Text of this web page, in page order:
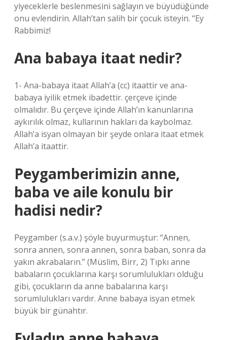
yiyeceklerle beslenmesini sağlayın ve büyüdüğünde
onu evlendirin. Allah’tan salih bir çocuk isteyin. “Ey
Rabbimiz!
Ana babaya itaat nedir?
1- Ana-babaya itaat Allah’a (cc) itaattir ve ana-
babaya iyilik etmek ibadettir. çerçeve içinde
olmalıdır. Bu çerçeve içinde Allah’ın kanunlarına
aykırılık olmaz, kullarının hakları da kaybolmaz.
Allah’a isyan olmayan bir şeyde onlara itaat etmek
Allah’a itaattir.
Peygamberimizin anne,
baba ve aile konulu bir
hadisi nedir?
Peygamber (s.a.v.) şöyle buyurmuştur: “Annen,
sonra annen, sonra annen, sonra baban, sonra da
yakın akrabaların.” (Müslim, Birr, 2) Tıpkı anne
babaların çocuklarına karşı sorumlulukları olduğu
gibi, çocukların da anne babalarına karşı
sorumlulukları vardır. Anne babaya isyan etmek
büyük bir günahtır.